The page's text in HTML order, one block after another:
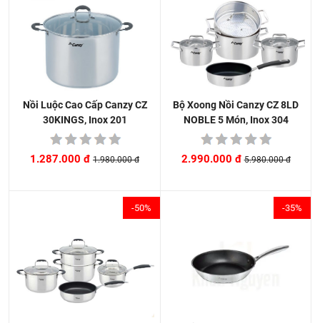
Nồi Luộc Cao Cấp Canzy CZ
30KINGS, Inox 201
1.287.000 đ 1.980.000 đ
Bộ Xoong Nồi Canzy CZ 8LD
NOBLE 5 Món, Inox 304
2.990.000 đ 5.980.000 đ
-50% -35%